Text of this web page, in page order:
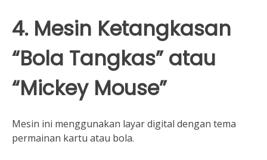
4. Mesin Ketangkasan
“Bola Tangkas” atau
“Mickey Mouse”
Mesin ini menggunakan layar digital dengan tema
permainan kartu atau bola.